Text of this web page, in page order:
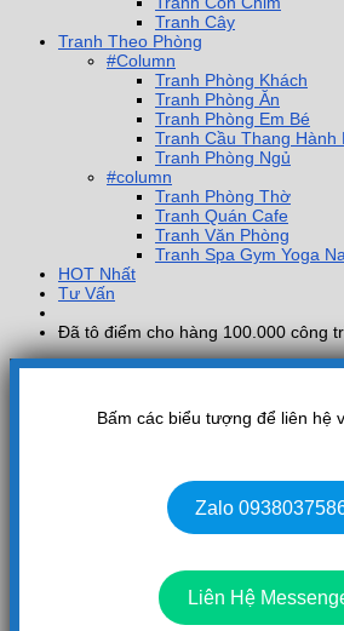
Tranh Cây
Tranh Theo Phòng
#Column
Tranh Phòng Khách
Tranh Phòng Ăn
Tranh Phòng Em Bé
Tranh Cầu Thang Hành
Tranh Phòng Ngủ
#column
Tranh Phòng Thờ
Tranh Quán Cafe
Tranh Văn Phòng
Tranh Spa Gym Yoga
HOT Nhất
Tư Vấn
Đã tô điểm cho hàng 100.000 công
Bấm các biểu tượng để liên hệ
Zalo
Liên Hệ